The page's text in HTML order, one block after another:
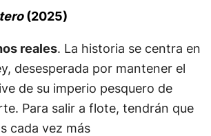
(2025)
reales. La historia se centra en
desesperada por mantener el
de su imperio pesquero de
Para salir a flote, tendrán que
cada vez más